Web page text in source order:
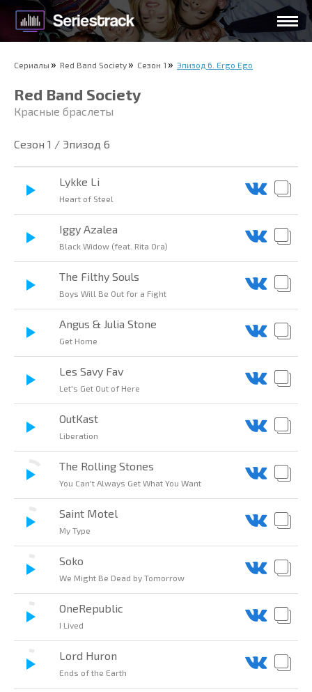
Сериалы Red Band Society Сезон 1 Эпизод 6. Ergo Ego
Red Band Society
Красные браслеты
Сезон 1 / Эпизод 6
Lykke Li
Heart of Steel
Iggy Azalea
Black Widow (feat. Rita Ora)
The Filthy Souls
Boys Will Be Out for a Fight
Angus & Julia Stone
Get Home
Les Savy Fav
Let's Get Out of Here
OutKast
Liberation
The Rolling Stones
You Can't Always Get What You Want
Saint Motel
My Type
Soko
We Might Be Dead by Tomorrow
OneRepublic
I Lived
Lord Huron
Ends of the Earth